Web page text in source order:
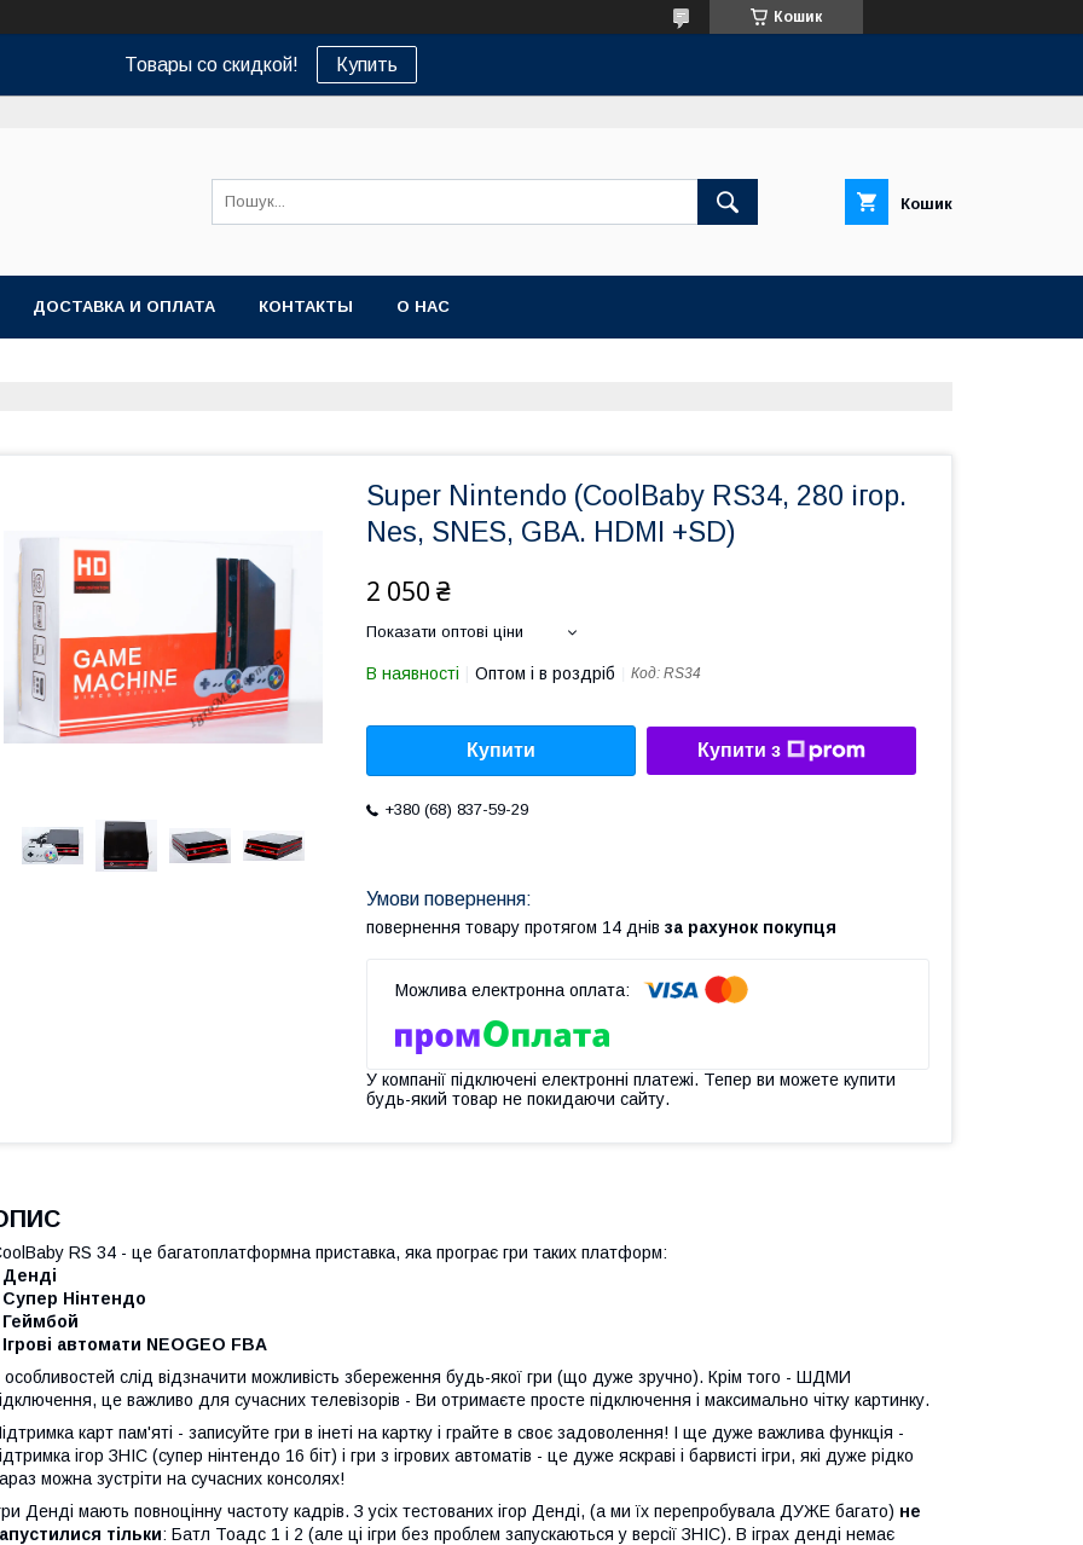
Кошик
Товары со скидкой! Купить
Кошик
ДОСТАВКА И ОПЛАТА КОНТАКТЫ О НАС
Super Nintendo (CoolBaby RS34, 280 ігор.
Nes, SNES, GBA. HDMI +SD)
2 050 ₴
Показати оптові ціни
В наявності Оптом і в роздріб Код: RS34
Купити Купити з
+380 (68) 837-59-29
повернення товару протягом 14 днів за рахунок покупця
У компанії підключені електронні платежі. Тепер ви можете купити
будь-який товар не покидаючи сайту.
RS 34 - це багатоплатформна приставка, яка програє гри таких платформ:
Нінтендо
автомати NEOGEO FBA
особливостей слід відзначити можливість збереження будь-якої гри (що дуже зручно). Крім того - ШДМИ
це важливо для сучасних телевізорів - Ви отримаєте просте підключення і максимально чітку картинку.
карт пам'яті - записуйте гри в інеті на картку і грайте в своє задоволення! І ще дуже важлива функція -
ігор ЗНІС (супер нінтендо 16 біт) і гри з ігрових автоматів - це дуже яскраві і барвисті ігри, які дуже рідко
можна зустріти на сучасних консолях!
Денді мають повноцінну частоту кадрів. З усіх тестованих ігор Денді, (а ми їх перепробувала ДУЖЕ багато) не
тільки: Батл Тоадс 1 і 2 (але ці ігри без проблем запускаються у версії ЗНІС). В іграх денді немає